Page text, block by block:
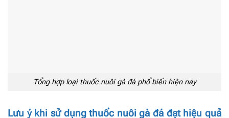
Tổng hợp loại thuốc nuôi gà đá phổ biến hiện nay
Lưu ý khi sử dụng thuốc nuôi gà đá đạt hiệu quả